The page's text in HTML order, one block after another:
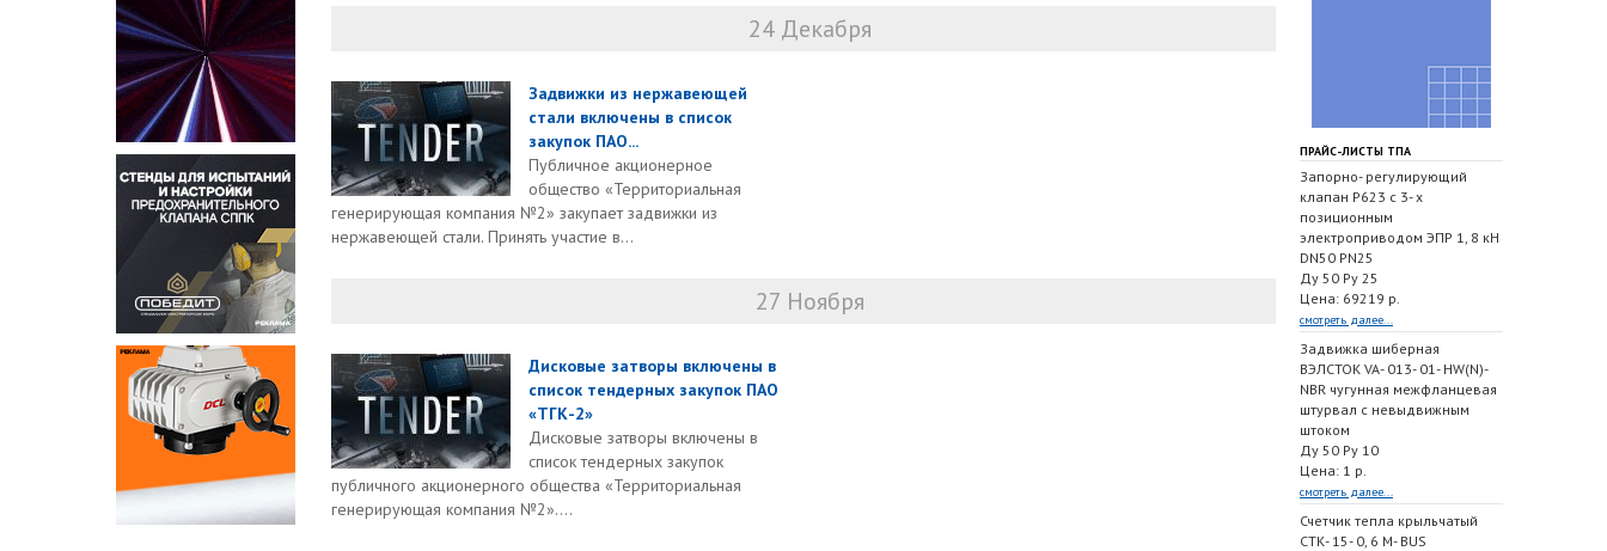
24 Декабря
Задвижки из нержавеющей
стали включены в список
закупок ПАО...
Публичное акционерное
общество «Территориальная
генерирующая компания №2» закупает задвижки из
нержавеющей стали. Принять участие в...
27 Ноября
Дисковые затворы включены в
список тендерных закупок ПАО
«ТГК-2»
Дисковые затворы включены в
список тендерных закупок
публичного акционерного общества «Территориальная
генерирующая компания №2»....
ПРАЙС-ЛИСТЫ ТПА
Запорно- регулирующий
клапан Р623 с 3- х
позиционным
электроприводом ЭПР 1, 8 кН
DN50 PN25
Ду 50 Ру 25
Цена: 69219 р.
смотреть далее...
Задвижка шиберная
ВЭЛСТОК VA- 013- 01- HW(N)-
NBR чугунная межфланцевая
штурвал с невыдвижным
штоком
Ду 50 Ру 10
Цена: 1 р.
смотреть далее...
Счетчик тепла крыльчатый
СТК- 15- 0, 6 M- BUS